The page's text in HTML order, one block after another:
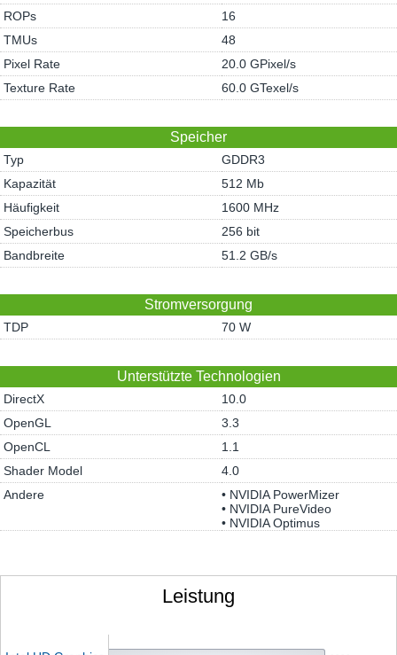
ROPs
16
TMUs
48
Pixel Rate
20.0 GPixel/s
Texture Rate
60.0 GTexel/s
Speicher
Typ
GDDR3
Kapazität
512 Mb
Häufigkeit
1600 MHz
Speicherbus
256 bit
Bandbreite
51.2 GB/s
Stromversorgung
TDP 70 W
Unterstützte Technologien
DirectX
10.0
OpenGL
3.3
OpenCL
1.1
Shader Model
4.0
Andere
• NVIDIA PowerMizer
• NVIDIA PureVideo
• NVIDIA Optimus
Leistung